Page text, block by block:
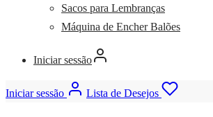
Sacos para Lembranças
Máquina de Encher Balões
Iniciar sessão
Iniciar sessão Lista de Desejos